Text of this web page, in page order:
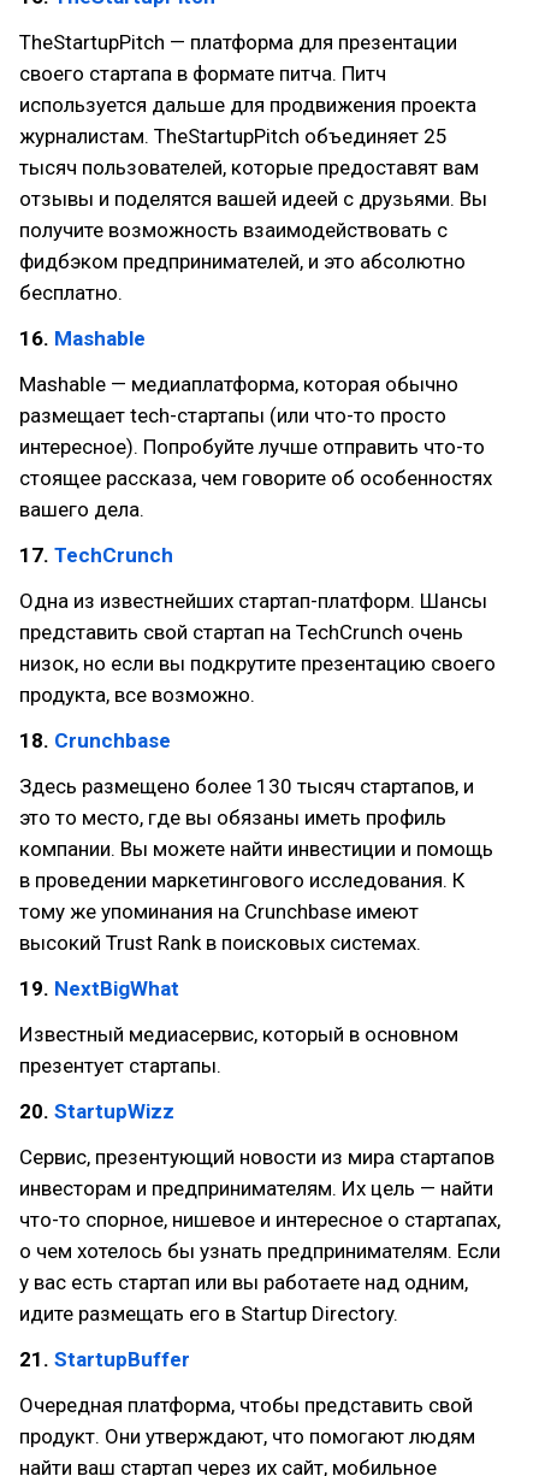
TheStartupPitch — платформа для презентации
своего стартапа в формате питча. Питч
используется дальше для продвижения проекта
журналистам. TheStartupPitch объединяет 25
тысяч пользователей, которые предоставят вам
отзывы и поделятся вашей идеей с друзьями. Вы
получите возможность взаимодействовать с
фидбэком предпринимателей, и это абсолютно
бесплатно.
16. Mashable
Mashable — медиаплатформа, которая обычно
размещает tech-стартапы (или что-то просто
интересное). Попробуйте лучше отправить что-то
стоящее рассказа, чем говорите об особенностях
вашего дела.
17. TechCrunch
Одна из известнейших стартап-платформ. Шансы
представить свой стартап на TechCrunch очень
низок, но если вы подкрутите презентацию своего
продукта, все возможно.
18. Crunchbase
Здесь размещено более 130 тысяч стартапов, и
это то место, где вы обязаны иметь профиль
компании. Вы можете найти инвестиции и помощь
в проведении маркетингового исследования. К
тому же упоминания на Crunchbase имеют
высокий Trust Rank в поисковых системах.
19. NextBigWhat
Известный медиасервис, который в основном
презентует стартапы.
20. StartupWizz
Сервис, презентующий новости из мира стартапов
инвесторам и предпринимателям. Их цель — найти
что-то спорное, нишевое и интересное о стартапах,
о чем хотелось бы узнать предпринимателям. Если
у вас есть стартап или вы работаете над одним,
идите размещать его в Startup Directory.
21. StartupBuffer
Очередная платформа, чтобы представить свой
продукт. Они утверждают, что помогают людям
найти ваш стартап через их сайт, мобильное